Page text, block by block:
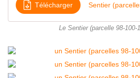
Télécharger Sentier
Le Sentier (parcelle 98-100-